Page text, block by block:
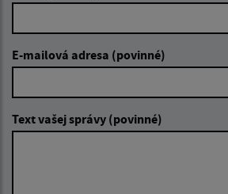
E-mailová adresa (povinné)
Text vašej správy (povinné)